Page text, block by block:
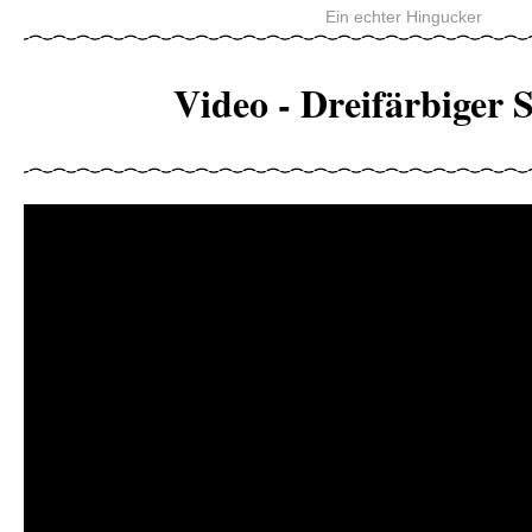
Ein echter Hingucker
Video - Dreifärbiger